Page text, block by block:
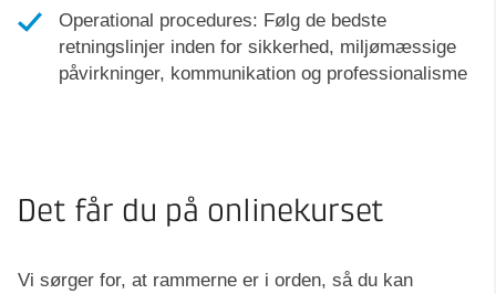
Operational procedures: Følg de bedste
retningslinjer inden for sikkerhed, miljømæssige
påvirkninger, kommunikation og professionalisme
Det får du på onlinekurset
Vi sørger for, at rammerne er i orden, så du kan